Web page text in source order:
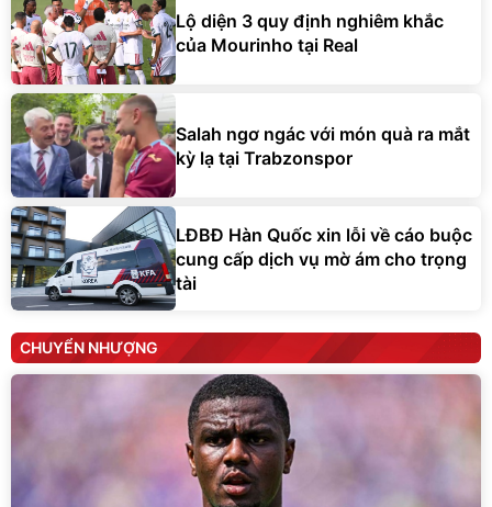
Lộ diện 3 quy định nghiêm khắc
của Mourinho tại Real
Salah ngơ ngác với món quà ra mắt
kỳ lạ tại Trabzonspor
LĐBĐ Hàn Quốc xin lỗi về cáo buộc
cung cấp dịch vụ mờ ám cho trọng
tài
CHUYỂN NHƯỢNG